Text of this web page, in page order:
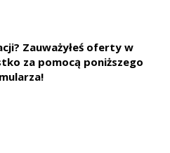
Zauważyłeś oferty w
za pomocą poniższego